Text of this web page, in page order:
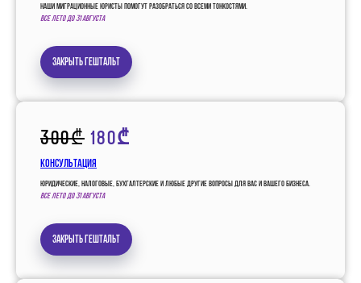
Наши миграционные юристы помогут разобраться со всеми тонкостями.
Все лето до 31 августа
Закрыть гештальт
300₾ 180₾
Консультация
Юридические, налоговые, бухгалтерские и любые другие вопросы для вас и вашего бизнеса.
Все лето до 31 августа
Закрыть гештальт